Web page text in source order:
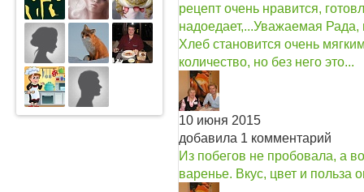
рецепт очень нравится,
надоедает,...Уважаемая Рада,
Хлеб становится очень
количество, но без него это...
10 июня 2015
добавила 1 комментарий
Из побегов не пробовала, а
варенье. Вкус, цвет и польза